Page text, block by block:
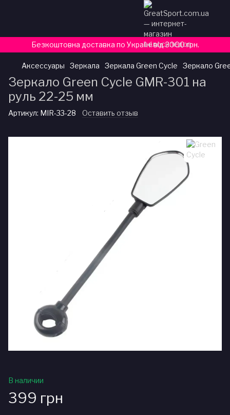
Безкоштовна доставка по Україні від 3000 грн.
Аксессуары Зеркала Зеркала Green Cycle Зеркало
Зеркало Green Cycle GMR-301 на
руль 22-25 мм
Артикул: MIR-33-28 Оставить отзыв
В наличии
399 грн